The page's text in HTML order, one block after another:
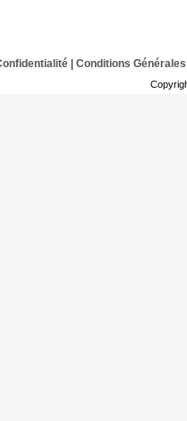
| Conditions Générales